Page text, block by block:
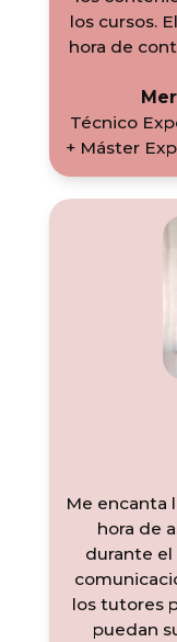
los cursos.
hora de
Técnico
Me encanta
hora de
durante el
los tutores
puedan